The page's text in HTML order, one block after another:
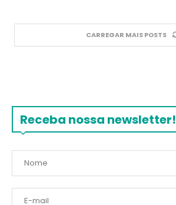
CARREGAR MAIS POSTS
Receba nossa newsletter!